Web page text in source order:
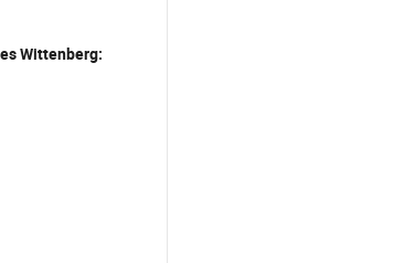
Wittenberg: